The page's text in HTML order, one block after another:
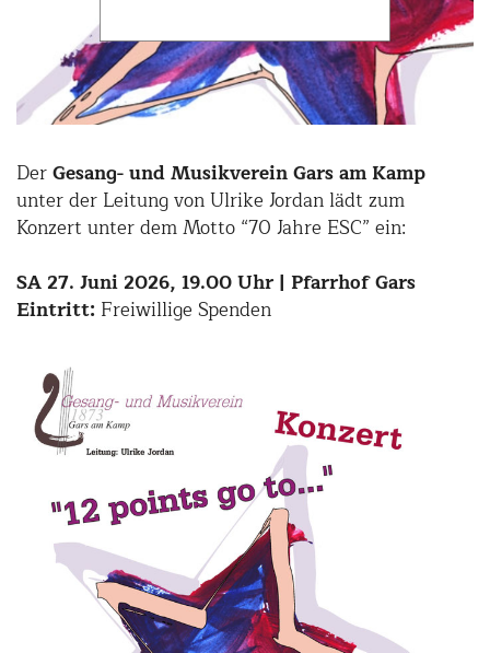
DerGesang- und Musikverein Gars am Kamp
unter der Leitung von Ulrike Jordan lädt zum
Konzert unter dem Motto “70 Jahre ESC” ein:
SA 27. Juni 2026, 19.00 Uhr | Pfarrhof Gars
Eintritt: Freiwillige Spenden